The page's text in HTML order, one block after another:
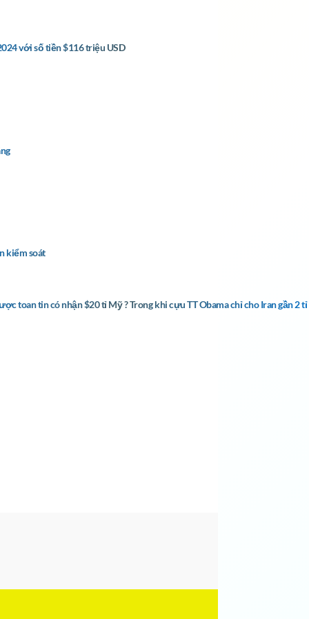
với số tiền $116 triệu USD
kiểm soát
toan tin có nhận $20 tỉ Mỹ ? Trong khi cựu TT Obama chỉ cho Iran gần 2 tỉ